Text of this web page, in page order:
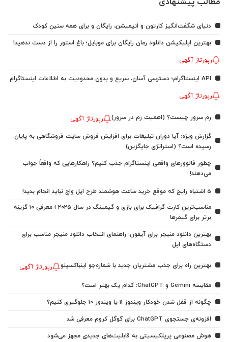
دنیای شگفت‌انگیز کارتون و انیمیشن، رایگان و برای همه سنین کودک
بهترین اپلیکیشن دانلود رمان رایگان برای موبایل؛ باغ استور را از دست ندهید!
رپورتاژ آگهی
API اینستاگرام؛ دسترسی آسان، سریع و بدون محدودیت به اطلاعات اینستاگرام
رپورتاژ آگهی
رم سرور چیست؟ (اهمیت رم در سرور) رپورتاژ آگهی
گزارش ویژه: آیا دوران تبلیغات برای افزایش فروش سایت فروشگاهی به پایان
رسیده است؟ (استراتژی جایگزین)
چطور فالوورهای واقعی اینستاگرام جذب کنیم؟ راهکارهایی که واقعاً جواب
می‌دهند!
5 اشتباه رایج که موقع خرید ساعت هوشمند طرح اپل واچ نباید انجام بدید!
مناسب‌ترین کارت گرافیک برای بازی و گیمینگ در سال ۲۰۲۵ | معرفی ۱۰ گزینه
برتر برای گیمرها
بهترین دانلود منیجر برای آیفون: راهنمای انتخاب دانلود منیجر مناسب برای
دستگاه‌های اپل
بهترین راه برای جذب مشتریان جدید با شماره‌جو اینباکسینو رپورتاژ آگهی
مقایسه Gemini و ChatGPT: کدام یک بهتر است؟
چگونه از قفل شدن خودکار ویندوز 11 یا ویندوز 10 جلوگیری کنیم؟
افزونه‌ی جستجوی ChatGPT برای گوگل کروم معرفی شد
هوش مصنوعی پرپلکیسیتی به قابلیت‌های جدیدی مجهز می‌شود